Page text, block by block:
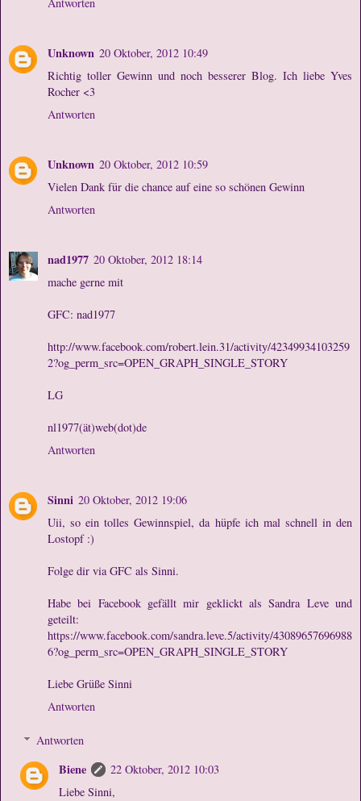
Antworten
Unknown 20 Oktober, 2012 10:49
Richtig toller Gewinn und noch besserer Blog. Ich liebe Yves
Rocher <3
Antworten
Unknown 20 Oktober, 2012 10:59
Vielen Dank für die chance auf eine so schönen Gewinn
Antworten
nad1977 20 Oktober, 2012 18:14
mache gerne mit
GFC: nad1977
http://www.facebook.com/robert.lein.31/activity/42349934103259
2?og_perm_src=OPEN_GRAPH_SINGLE_STORY
LG
nl1977(ät)web(dot)de
Antworten
Sinni 20 Oktober, 2012 19:06
Uii, so ein tolles Gewinnspiel, da hüpfe ich mal schnell in den
Lostopf :)
Folge dir via GFC als Sinni.
Habe bei Facebook gefällt mir geklickt als Sandra Leve und
geteilt:
https://www.facebook.com/sandra.leve.5/activity/43089657696988
6?og_perm_src=OPEN_GRAPH_SINGLE_STORY
Liebe Grüße Sinni
Antworten
Antworten
Biene
22 Oktober, 2012 10:03
Liebe Sinni,